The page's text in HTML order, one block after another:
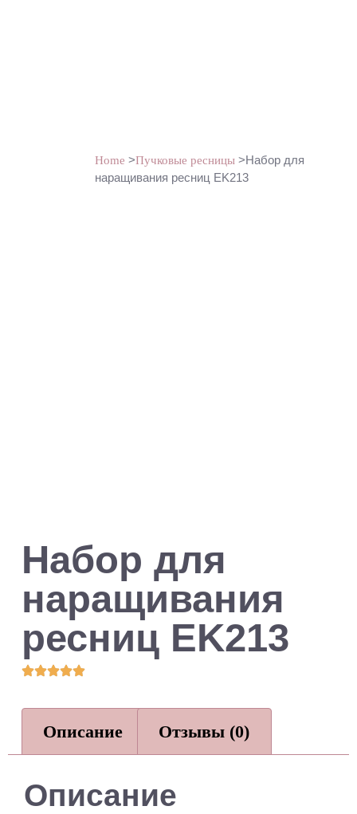
Home >Пучковые ресницы>Набор для
наращивания ресниц EK213
Набор для
наращивания
ресниц EK213
Описание Отзывы (0)
Описание